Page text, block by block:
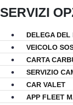
SERVIZI
DELEGA DEL
VEICOLO
CARTA
SERVIZIO
CAR VALET
APP FLEET